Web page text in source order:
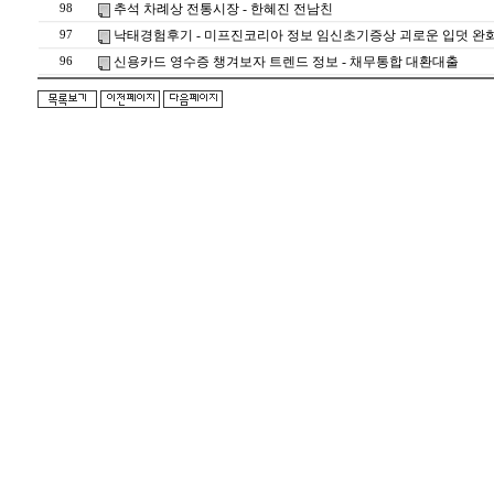
98 추석 차례상 전통시장 - 한혜진 전남친
97 낙태경험후기 - 미프진코리아 정보 임신초기증상 괴로운 입덧 완
96 신용카드 영수증 챙겨보자 트렌드 정보 - 채무통합 대환대출